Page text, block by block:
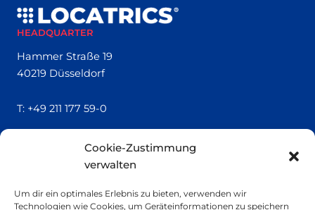
Cookie-Zustimmung
verwalten
Um dir ein optimales Erlebnis zu bieten, verwenden wir
Technologien wie Cookies, um Geräteinformationen zu speichern
HEADQUARTER
Hammer Straße 19
40219 Düsseldorf
T: +49 211 177 59-0
Kontakt